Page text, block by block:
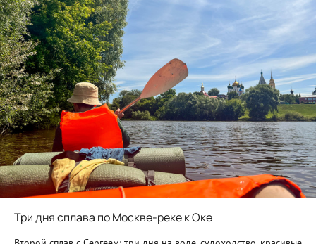
Три дня сплава по Москве-реке к Оке